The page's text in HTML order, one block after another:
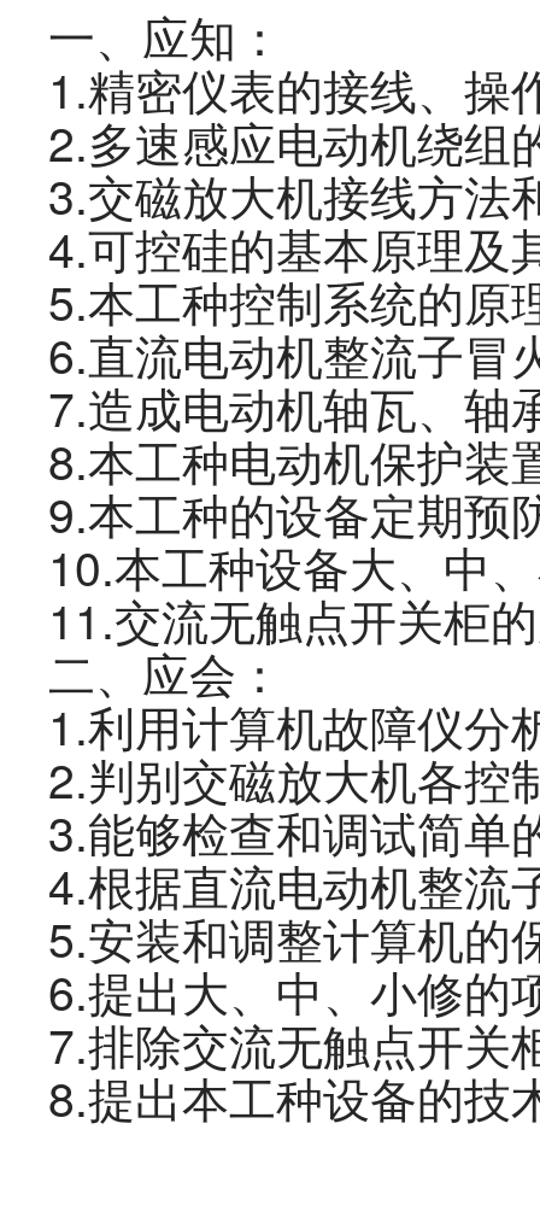
一、应知：
1.精密仪表的接线、操
2.多速感应电动机绕组
3.交磁放大机接线方法
4.可控硅的基本原理及
5.本工种控制系统的原
6.直流电动机整流子冒
7.造成电动机轴瓦、轴
8.本工种电动机保护装
9.本工种的设备定期预
10.本工种设备大、中
11.交流无触点开关柜
二、 应会 ：
1.利用计算机故障仪分
2.判别交磁放大机各控
3.能够检查和调试简单
4.根据直流电动机整流
5.安装和调整计算机的
6.提出大、中、小修的
7.排除交流无触点开关
8.提出本工种设备的技